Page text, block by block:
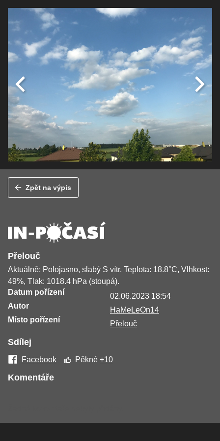
Zpět na výpis
Přelouč
Aktuálně: Polojasno, slabý S vítr. Teplota: 18.8°C, Vlhkost:
49%, Tlak: 1018.4 hPa (stoupá).
Datum pořízení
02.06.2023 18:54
Autor
HaMeLeOn14
Místo pořízení
Přelouč
Sdílej
Facebook Pěkné+10
Komentáře